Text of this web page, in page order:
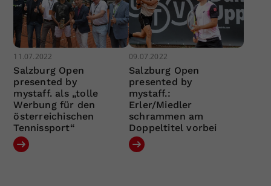
11.07.2022
Salzburg Open
presented by
mystaff. als „tolle
Werbung für den
österreichischen
Tennissport“
09.07.2022
Salzburg Open
presented by
mystaff.:
Erler/Miedler
schrammen am
Doppeltitel vorbei